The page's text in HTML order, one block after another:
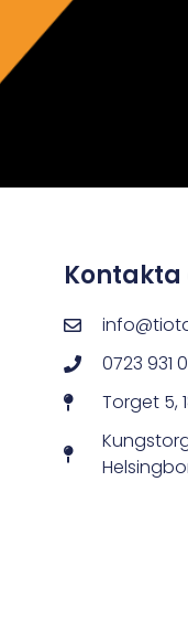
Kontakta
0723 931
Torget 5,